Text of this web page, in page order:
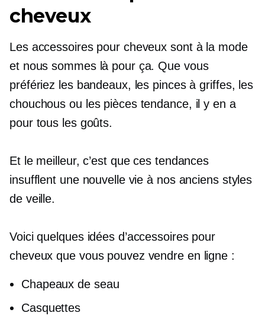
cheveux
Les accessoires pour cheveux sont à la mode
et nous sommes là pour ça. Que vous
préfériez les bandeaux, les pinces à griffes, les
chouchous ou les pièces tendance, il y en a
pour tous les goûts.
Et le meilleur, c’est que ces tendances
insufflent une nouvelle vie à nos anciens styles
de veille.
Voici quelques idées d’accessoires pour
cheveux que vous pouvez vendre en ligne :
Chapeaux de seau
Casquettes